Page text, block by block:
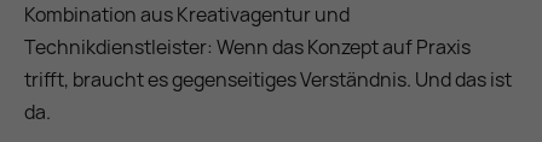
Kombination aus Kreativagentur und
Technikdienstleister: Wenn das Konzept auf Praxis
trifft, braucht es gegenseitiges Verständnis. Und das ist
da.